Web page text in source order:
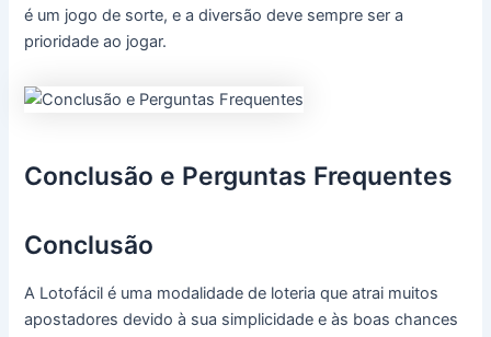
é um jogo de sorte, e a diversão deve sempre ser a
prioridade ao jogar.
Conclusão e Perguntas Frequentes
Conclusão
A Lotofácil é uma modalidade de loteria que atrai muitos
apostadores devido à sua simplicidade e às boas chances